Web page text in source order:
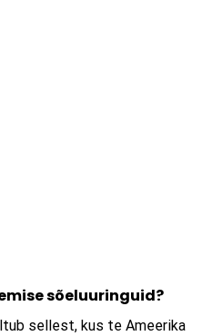
sõeluuringuid?
sellest, kus te Ameerika